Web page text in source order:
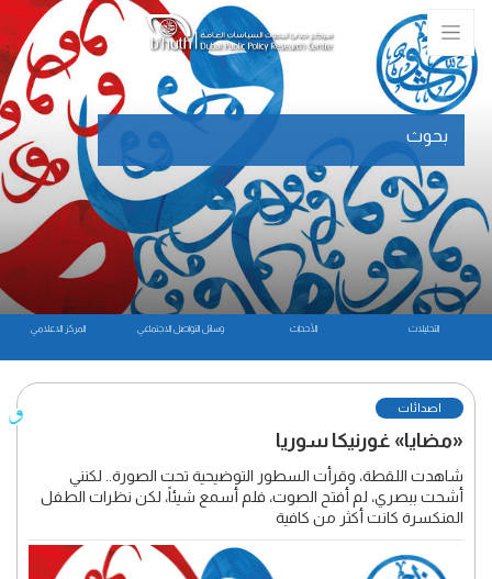
المركز الاعلامي وسائل التواصل الاجتماعي الأحداث التحليلات
بحوث
اصدائات
«مضايا» غورنيكا سوريا
شاهدت اللقطة، وقرأت السطور التوضيحية تحت الصورة.. لكنني
أشحت ببصري، لم أفتح الصوت، فلم أسمع شيئاً، لكن نظرات الطفل
المنكسرة كانت أكثر من كافية